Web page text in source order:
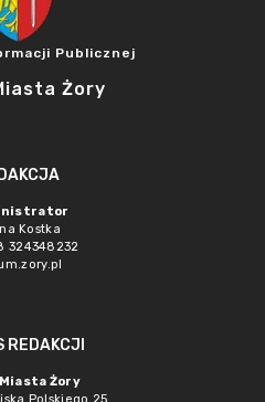
Publicznej
Żory
Kostka
324348232
REDAKCJI
Żory